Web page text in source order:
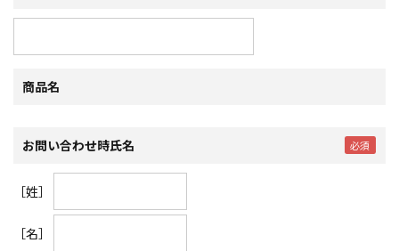
商品名
お問い合わせ時氏名
［姓］
［名］